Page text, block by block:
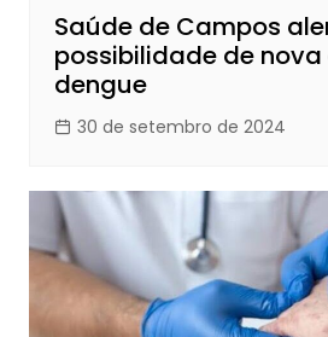
Saúde de Campos
possibilidade de
dengue
30 de setembro de 2024